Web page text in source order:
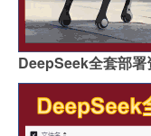
DeepSeek全套部